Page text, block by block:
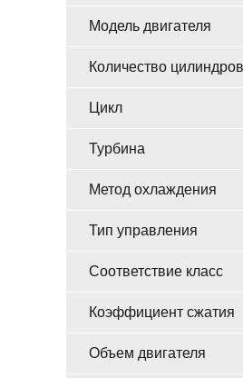
Модель двигателя
Количество цилиндров
Цикл
Турбина
Метод охлаждения
Тип управления
Соответствие класс
Коэффициент сжатия
Объем двигателя